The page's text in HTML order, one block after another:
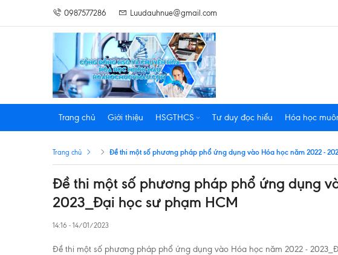
0987577286 Luudauhnue@gmail.com
Trang chủ Giới thiệu HSGTHCS Tư duy đọc hiểu Hóa học
Trang chủ Đề thi một số phương pháp phổ ứng dụng vào Hóa học năm 2022 -
Đề thi một số phương pháp phổ ứng dụng
2023_Đại học sư phạm HCM
14:16 - 14/01/2023
Đề thi một số phương pháp phổ ứng dụng vào Hóa học năm 2022 -